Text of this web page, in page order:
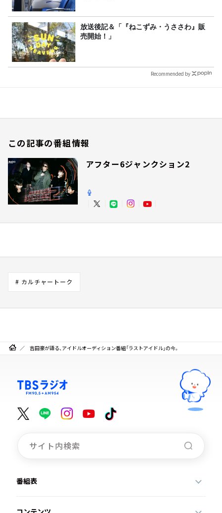
放送後記＆「『ねこずみ・うささわ』販
売開始！」
Recommended by
この記事の番組情報
アフター6ジャンクション2
# カルチャートーク
吉田豪が語る、アイドルオーディション番組「ラストアイドル」の今。
番組表